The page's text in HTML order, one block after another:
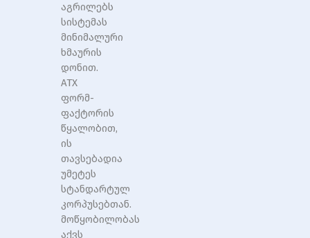
აგრილებს
სისტემას
მინიმალური
ხმაურის
დონით.
ATX
ფორმ-
ფაქტორის
წყალობით,
ის
თავსებადია
უმეტეს
სტანდარტულ
კორპუსებთან.
მოწყობილობას
აქვს